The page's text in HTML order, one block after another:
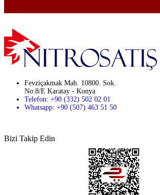
Fevziçakmak Mah. 10800. Sok.
No:8/E Karatay - Konya
Telefon: +90 (332) 502 02 01
Whatsapp: +90 (507) 463 51 50
Bizi Takip Edin